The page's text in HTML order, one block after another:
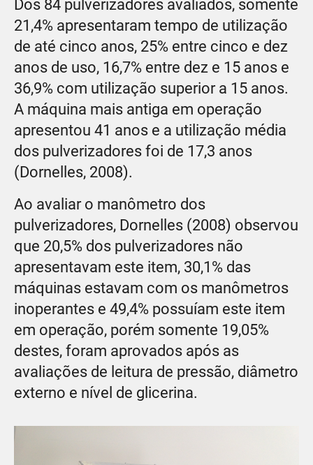
Dos 84 pulverizadores avaliados, somente
21,4% apresentaram tempo de utilização
de até cinco anos, 25% entre cinco e dez
anos de uso, 16,7% entre dez e 15 anos e
36,9% com utilização superior a 15 anos.
A máquina mais antiga em operação
apresentou 41 anos e a utilização média
dos pulverizadores foi de 17,3 anos
(Dornelles, 2008).
Ao avaliar o manômetro dos
pulverizadores, Dornelles (2008) observou
que 20,5% dos pulverizadores não
apresentavam este item, 30,1% das
máquinas estavam com os manômetros
inoperantes e 49,4% possuíam este item
em operação, porém somente 19,05%
destes, foram aprovados após as
avaliações de leitura de pressão, diâmetro
externo e nível de glicerina.